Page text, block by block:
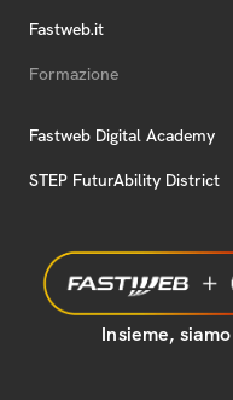
Fastweb.it
Formazione
Fastweb Digital Academy
STEP FuturAbility District
Insieme,